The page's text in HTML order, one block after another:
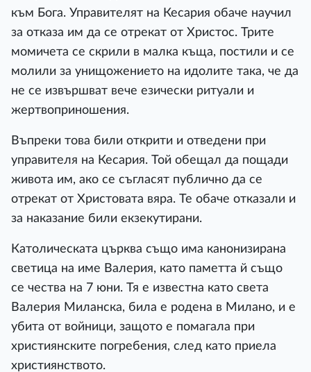
към Бога. Управителят на Кесария обаче научил
за отказа им да се отрекат от Христос. Трите
момичета се скрили в малка къща, постили и се
молили за унищожението на идолите така, че да
не се извършват вече езически ритуали и
жертвоприношения.
Въпреки това били открити и отведени при
управителя на Кесария. Той обещал да пощади
живота им, ако се съгласят публично да се
отрекат от Христовата вяра. Те обаче отказали и
за наказание били екзекутирани.
Католическата църква също има канонизирана
светица на име Валерия, като паметта й също
се чества на 7 юни. Тя е известна като света
Валерия Миланска, била е родена в Милано, и е
убита от войници, защото е помагала при
християнските погребения, след като приела
християнството.